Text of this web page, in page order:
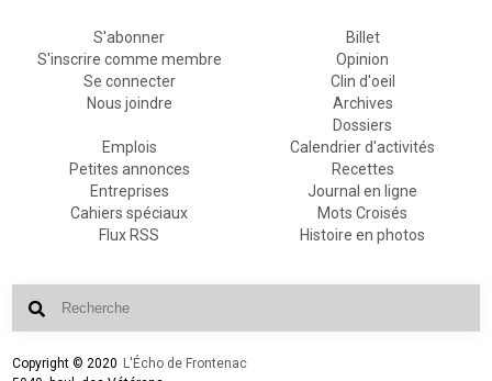
S'abonner
S'inscrire comme membre
Se connecter
Nous joindre
Billet
Opinion
Clin d'oeil
Archives
Dossiers
Emplois
Petites annonces
Entreprises
Cahiers spéciaux
Flux RSS
Calendrier d'activités
Recettes
Journal en ligne
Mots Croisés
Histoire en photos
Copyright © 2020 L'Écho de Frontenac